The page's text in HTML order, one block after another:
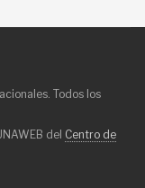
Todos los
del Centro de